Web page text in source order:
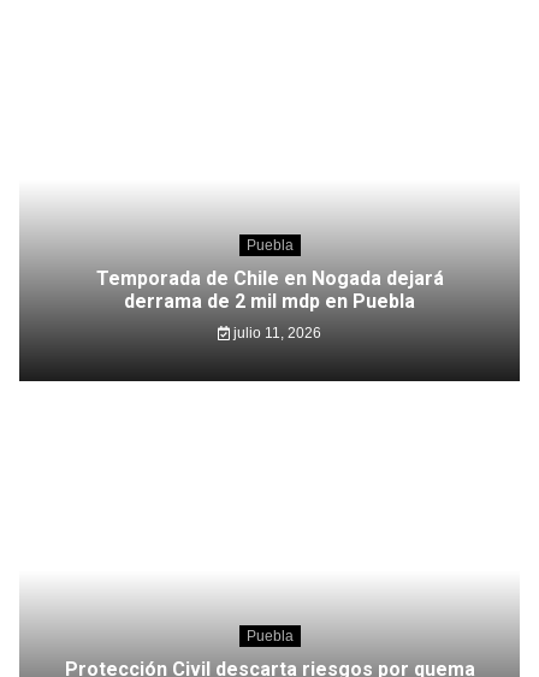
Puebla
Temporada de Chile en Nogada dejará
derrama de 2 mil mdp en Puebla
julio 11, 2026
Puebla
Protección Civil descarta riesgos por quema